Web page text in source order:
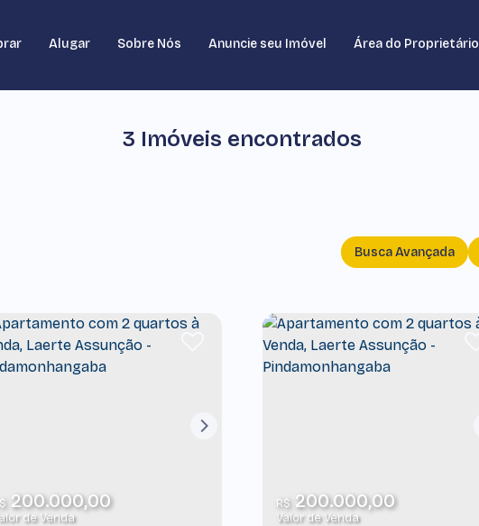
Área do Proprietário
Anuncie seu Imóvel
Sobre Nós
Alugar
3 Imóveis encontrados
Busca Avançada
200.000,00
de Venda
R$200.000,00
Valor de Venda